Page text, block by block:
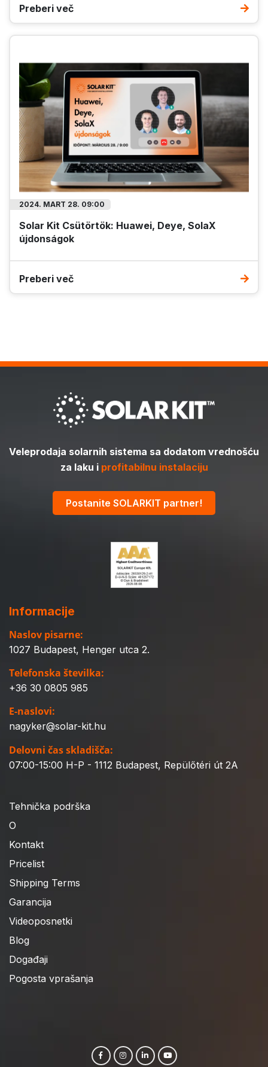
Preberi več
2024. MART 28. 09:00
Solar Kit Csütörtök: Huawei, Deye, SolaX
újdonságok
Preberi več
Veleprodaja solarnih sistema sa dodatom vrednošću
za laku i profitabilnu instalaciju
Postanite SOLARKIT partner!
Informacije
Naslov pisarne:
1027 Budapest, Henger utca 2.
Telefonska številka:
+36 30 0805 985
E-naslovi:
nagyker@solar-kit.hu
Delovni čas skladišča:
07:00-15:00 H-P - 1112 Budapest, Repülőtéri út 2A
Tehnička podrška
O
Kontakt
Pricelist
Shipping Terms
Garancija
Videoposnetki
Blog
Događaji
Pogosta vprašanja